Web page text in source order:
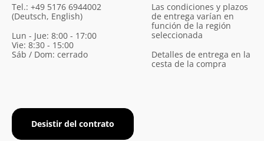
Tel.: +49 5176 6944002
(Deutsch, English)
Lun - Jue: 8:00 - 17:00
Vie: 8:30 - 15:00
Sáb / Dom: cerrado
Desistir del contrato
Las condiciones y plazos
de entrega varían en
función de la región
seleccionada
Detalles de entrega en la
cesta de la compra